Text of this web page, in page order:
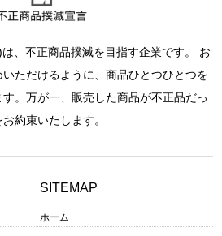
、不正商品撲滅を目指す企業です。 お
ただけるように、商品ひとつひとつを
。万が一、販売した商品が不正品だっ
約束いたします。
SITEMAP
ホーム